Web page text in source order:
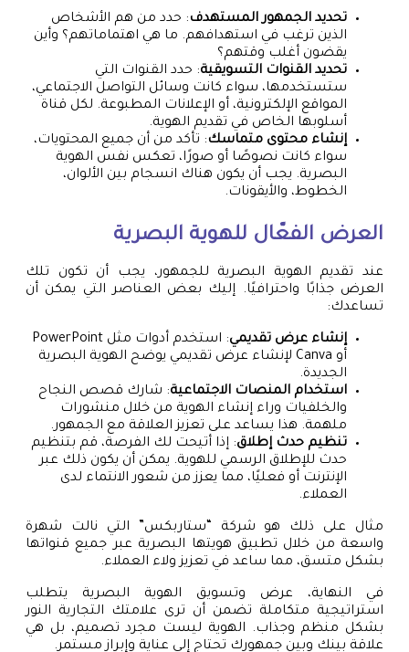
تحديد الجمهور المستهدف: حدد من هم الأشخاص
الذين ترغب في استهدافهم. ما هي اهتماماتهم؟ وأين
يقضون أغلب وقتهم؟
تحديد القنوات التسويقية: حدد القنوات التي
ستستخدمها، سواء كانت وسائل التواصل الاجتماعي،
المواقع الإلكترونية، أو الإعلانات المطبوعة. لكل قناة
أسلوبها الخاص في تقديم الهوية.
إنشاء محتوى متماسك: تأكد من أن جميع المحتويات،
سواء كانت نصوصًا أو صورًا، تعكس نفس الهوية
البصرية. يجب أن يكون هناك انسجام بين الألوان،
الخطوط، والأيقونات.
العرض الفعّال للهوية البصرية
عند تقديم الهوية البصرية للجمهور، يجب أن تكون تلك
العرض جذابًا واحترافيًا. إليك بعض العناصر التي يمكن أن
تساعدك:
إنشاء عرض تقديمي
: استخدم أدوات مثل PowerPoint
أو Canva لإنشاء عرض تقديمي يوضح الهوية البصرية
الجديدة.
استخدام المنصات الاجتماعية: شارك قصص النجاح
والخلفيات وراء إنشاء الهوية من خلال منشورات
ملهمة. هذا يساعد على تعزيز العلاقة مع الجمهور.
تنظيم حدث إطلاق: إذا أتيحت لك الفرصة، قم بتنظيم
حدث للإطلاق الرسمي للهوية. يمكن أن يكون ذلك عبر
الإنترنت أو فعليًا، مما يعزز من شعور الانتماء لدى
العملاء.
مثال على ذلك هو شركة “ستاربكس” التي نالت شهرة
واسعة من خلال تطبيق هويتها البصرية عبر جميع قنواتها
بشكل متسق، مما ساعد في تعزيز ولاء العملاء.
في النهاية، عرض وتسويق الهوية البصرية يتطلب
استراتيجية متكاملة تضمن أن ترى علامتك التجارية النور
بشكل منظم وجذاب. الهوية ليست مجرد تصميم، بل هي
علاقة بينك وبين جمهورك تحتاج إلى عناية وإبراز مستمر.